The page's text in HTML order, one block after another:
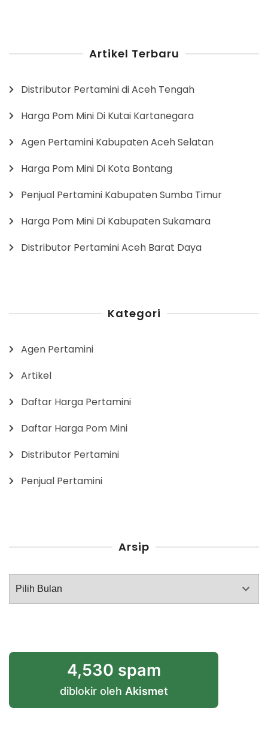
Artikel Terbaru
Distributor Pertamini di Aceh Tengah
Harga Pom Mini Di Kutai Kartanegara
Agen Pertamini Kabupaten Aceh Selatan
Harga Pom Mini Di Kota Bontang
Penjual Pertamini Kabupaten Sumba Timur
Harga Pom Mini Di Kabupaten Sukamara
Distributor Pertamini Aceh Barat Daya
Kategori
Agen Pertamini
Artikel
Daftar Harga Pertamini
Daftar Harga Pom Mini
Distributor Pertamini
Penjual Pertamini
Arsip
Arsip
4,530 spam
diblokir oleh Akismet